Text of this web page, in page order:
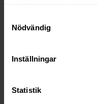
Nödvändig
Inställningar
Statistik